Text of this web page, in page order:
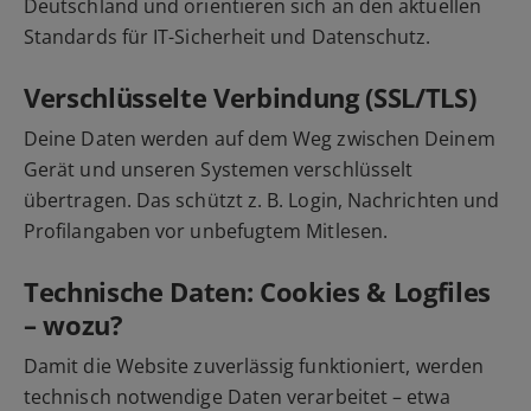
Deutschland und orientieren sich an den aktuellen
Standards für IT-Sicherheit und Datenschutz.
Verschlüsselte Verbindung (SSL/TLS)
Deine Daten werden auf dem Weg zwischen Deinem
Gerät und unseren Systemen verschlüsselt
übertragen. Das schützt z. B. Login, Nachrichten und
Profilangaben vor unbefugtem Mitlesen.
Technische Daten: Cookies & Logfiles
– wozu?
Damit die Website zuverlässig funktioniert, werden
technisch notwendige Daten verarbeitet – etwa